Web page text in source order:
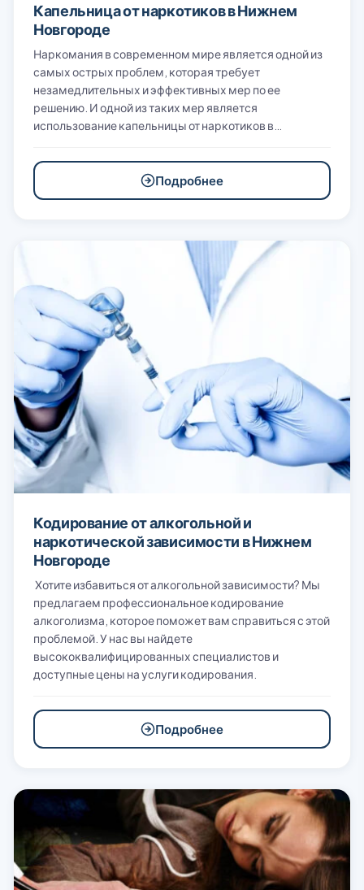
Капельница от наркотиков в Нижнем
Новгороде
Наркомания в современном мире является одной из
самых острых проблем, которая требует
незамедлительных и эффективных мер по ее
решению. И одной из таких мер является
использование капельницы от наркотиков в…
Подробнее
Кодирование от алкогольной и
наркотической зависимости в Нижнем
Новгороде
Хотите избавиться от алкогольной зависимости? Мы
предлагаем профессиональное кодирование
алкоголизма, которое поможет вам справиться с этой
проблемой. У нас вы найдете
высококвалифицированных специалистов и
доступные цены на услуги кодирования.
Подробнее